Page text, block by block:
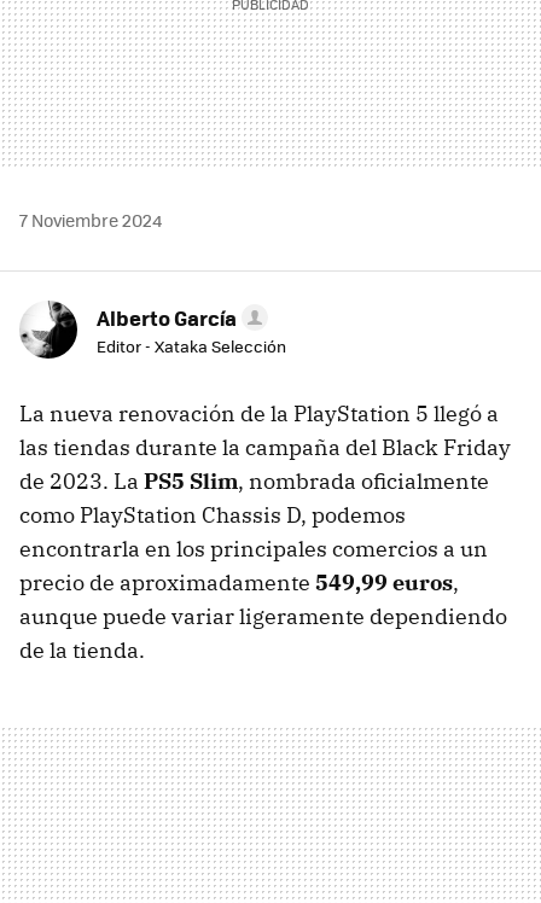
7 Noviembre 2024
Alberto García
Editor - Xataka Selección
La nueva renovación de la PlayStation 5 llegó a
las tiendas durante la campaña del Black Friday
de 2023. La PS5 Slim, nombrada oficialmente
como PlayStation Chassis D, podemos
encontrarla en los principales comercios a un
precio de aproximadamente 549,99 euros,
aunque puede variar ligeramente dependiendo
de la tienda.